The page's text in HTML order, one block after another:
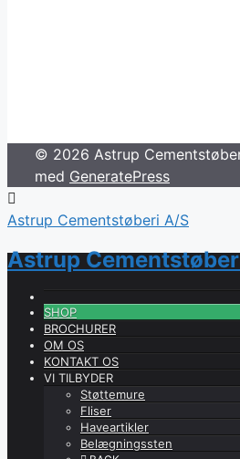
© 2026 Astrup
med GeneratePress
Astrup Cementstøberi A/S
Astrup
SHOP
BROCHURER
OM OS
KONTAKT OS
VI TILBYDER
Støttemure
Fliser
Haveartikler
Belægningssten